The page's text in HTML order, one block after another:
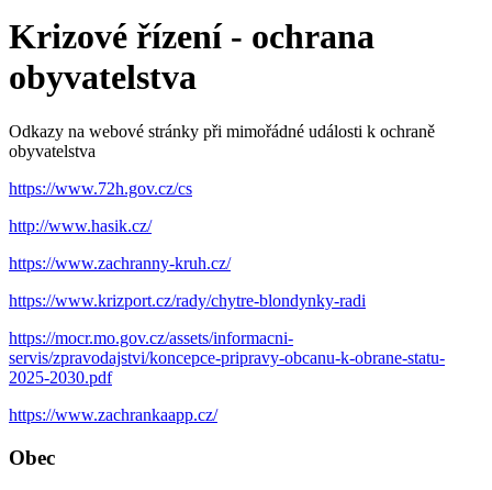
Krizové řízení - ochrana
obyvatelstva
Odkazy na webové stránky při mimořádné události k ochraně
obyvatelstva
https://www.72h.gov.cz/cs
http://www.hasik.cz/
https://www.zachranny-kruh.cz/
https://www.krizport.cz/rady/chytre-blondynky-radi
https://mocr.mo.gov.cz/assets/informacni-
servis/zpravodajstvi/koncepce-pripravy-obcanu-k-obrane-statu-
2025-2030.pdf
https://www.zachrankaapp.cz/
Obec